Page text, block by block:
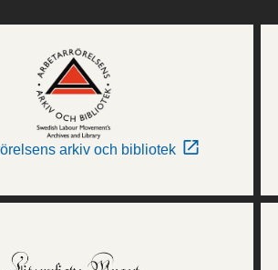
arkiv och bibliotek